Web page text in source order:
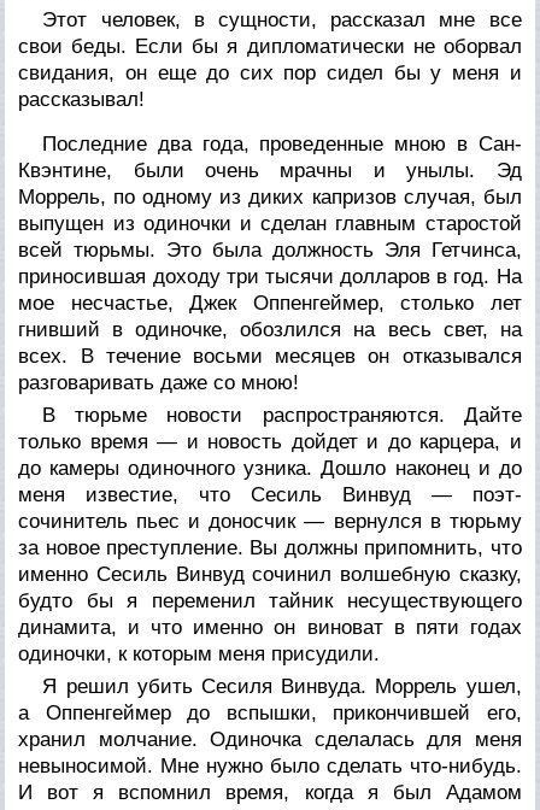
Этот человек, в сущности, рассказал мне все
свои беды. Если бы я дипломатически не оборвал
свидания, он еще до сих пор сидел бы у меня и
рассказывал!
Последние два года, проведенные мною в Сан-
Квэнтине, были очень мрачны и унылы. Эд
Моррель, по одному из диких капризов случая, был
выпущен из одиночки и сделан главным старостой
всей тюрьмы. Это была должность Эля Гетчинса,
приносившая доходу три тысячи долларов в год. На
мое несчастье, Джек Оппенгеймер, столько лет
гнивший в одиночке, обозлился на весь свет, на
всех. В течение восьми месяцев он отказывался
разговаривать даже со мною!
В тюрьме новости распространяются. Дайте
только время — и новость дойдет и до карцера, и
до камеры одиночного узника. Дошло наконец и до
меня известие, что Сесиль Винвуд — поэт-
сочинитель пьес и доносчик — вернулся в тюрьму
за новое преступление. Вы должны припомнить, что
именно Сесиль Винвуд сочинил волшебную сказку,
будто бы я переменил тайник несуществующего
динамита, и что именно он виноват в пяти годах
одиночки, к которым меня присудили.
Я решил убить Сесиля Винвуда. Моррель ушел,
а Оппенгеймер до вспышки, прикончившей его,
хранил молчание. Одиночка сделалась для меня
невыносимой. Мне нужно было сделать что-нибудь.
И вот я вспомнил время, когда я был Адамом